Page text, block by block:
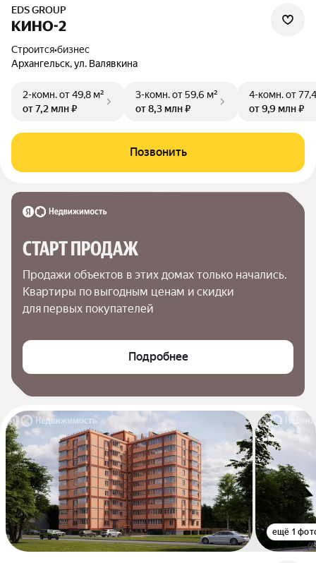
EDS GROUP
КИНО-2
Строится•бизнес
Архангельск, ул. Валявкина
2-комн.от 49,8 м²
от 7,2 млн ₽
3-комн.от 59,6 м²
от 8,3 млн ₽
4-комн.от
от 9,9 млн ₽
Позвонить
СТАРТ ПРОДАЖ
Продажи объектов в этих домах только начались.
Квартиры по выгодным ценам и скидки
для первых покупателей
Подробнее
ещё 1